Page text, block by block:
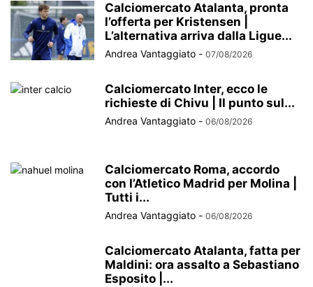
Calciomercato Atalanta, pronta
l’offerta per Kristensen |
L’alternativa arriva dalla Ligue...
Andrea Vantaggiato - 07/08/2026
Calciomercato Inter, ecco le
richieste di Chivu | Il punto sul...
Andrea Vantaggiato - 06/08/2026
Calciomercato Roma, accordo
con l’Atletico Madrid per Molina |
Tutti i...
Andrea Vantaggiato - 06/08/2026
Calciomercato Atalanta, fatta per
Maldini: ora assalto a Sebastiano
Esposito |...